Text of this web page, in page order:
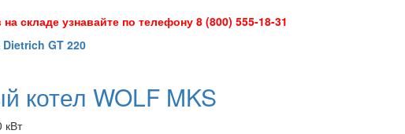
складе узнавайте по телефону 8 (800) 555-18-31
Dietrich GT 220
котел WOLF MKS